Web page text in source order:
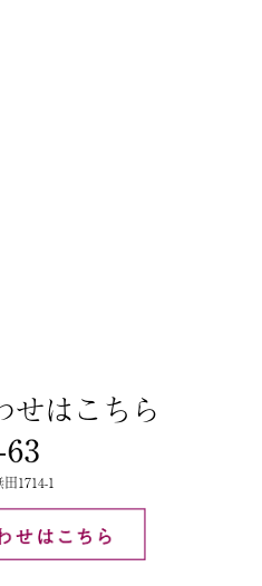
せはこちら
1714-1